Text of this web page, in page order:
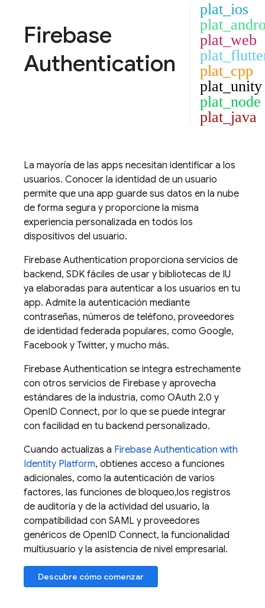
Firebase
Authentication
plat_ios
plat_web
plat_cpp
plat_unity
plat_node
plat_java
La mayoría de las apps necesitan identificar a los
usuarios. Conocer la identidad de un usuario
permite que una app guarde sus datos en la nube
de forma segura y proporcione la misma
experiencia personalizada en todos los
dispositivos del usuario.
Firebase Authentication proporciona servicios de
backend, SDK fáciles de usar y bibliotecas de IU
ya elaboradas para autenticar a los usuarios en tu
app. Admite la autenticación mediante
contraseñas, números de teléfono, proveedores
de identidad federada populares, como Google,
Facebook y Twitter, y mucho más.
Firebase Authentication se integra estrechamente
con otros servicios de Firebase y aprovecha
estándares de la industria, como OAuth 2.0 y
OpenID Connect, por lo que se puede integrar
con facilidad en tu backend personalizado.
Cuando actualizas a Firebase Authentication with
Identity Platform, obtienes acceso a funciones
adicionales, como la autenticación de varios
factores, las funciones de bloqueo,los registros
de auditoría y de la actividad del usuario, la
compatibilidad con SAML y proveedores
genéricos de OpenID Connect, la funcionalidad
multiusuario y la asistencia de nivel empresarial.
Descubre cómo comenzar